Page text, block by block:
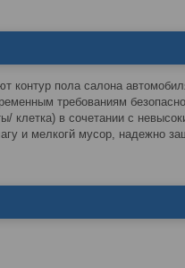
контур пола салона
требованиям
клетка) в сочетании с
и мелкогй мусор, надежно